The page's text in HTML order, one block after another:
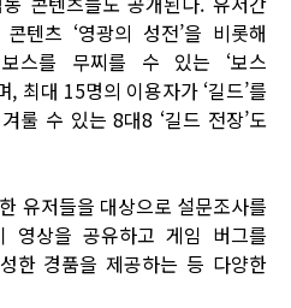
텐츠 ‘영광의 성전’을 비롯해
스를 무찌를 수 있는 ‘보스
, 최대 15명의 이용자가 ‘길드’를
룰 수 있는 8대8 ‘길드 전장’도
유저들을 대상으로 설문조사를
영상을 공유하고 게임 버그를
한 경품을 제공하는 등 다양한